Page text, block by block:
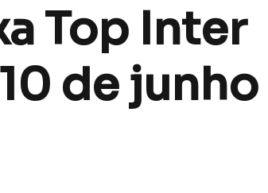
Top Inter
de